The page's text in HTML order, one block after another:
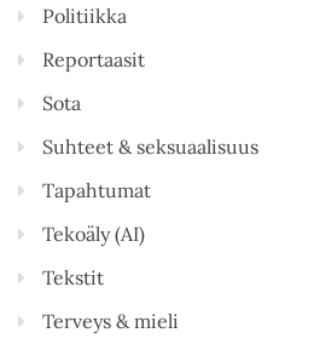
Politiikka
Reportaasit
Sota
Suhteet & seksuaalisuus
Tapahtumat
Tekoäly (AI)
Tekstit
Terveys & mieli